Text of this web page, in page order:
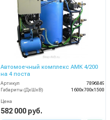
Автомоечный комплекс АМК 4/200
на 4 поста
Артикул
7896849
Габариты (ДхШхВ)
1600х700х1500
Цена
582 000 руб.